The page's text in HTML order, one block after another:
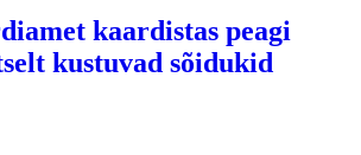
kaardistas peagi
kustuvad sõidukid